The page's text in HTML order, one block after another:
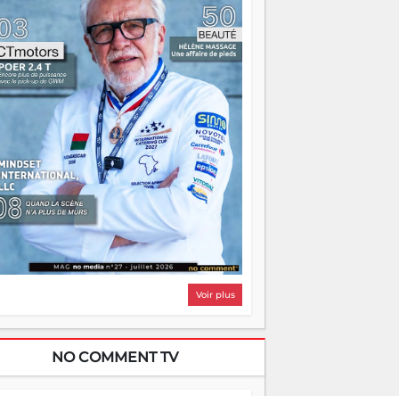
on pourrait s'arrêter là, applaudir et
chez soi satisfait. Mais ce serait
à côté d'une chose essentielle. La
ça brûle fort — et parfois, ça brûle
Une flamme sans direction peut
autant qu'elle peut consumer. C'est
que les aînés entrent en scène — pas
reprendre le gouvernail, mais pour
où sont les récifs. Les jeunes ont la
les vieux ont l'expérience, comme on
Ce n'est pas un combat de générations
c'est une question d'équipage. Partagez
réussites, mais aussi vos échecs. Surtout
échecs, d'ailleurs — ils enseignent
que n'importe quel manuel. À
la barque avance. Il faut juste
que tout le monde rame dans le
Voir plus
NO COMMENT TV